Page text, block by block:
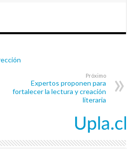
Próximo
Expertos proponen para
fortalecer la lectura y creación
literaria